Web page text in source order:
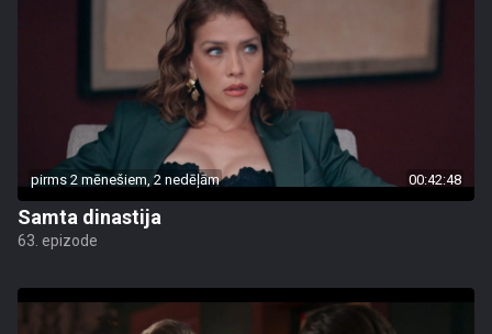
pirms 2 mēnešiem, 2 nedēļām 00:42:48
Samta dinastija
63. epizode